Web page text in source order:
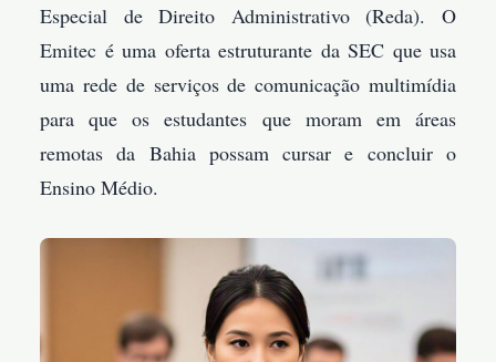
Especial de Direito Administrativo (Reda). O
Emitec é uma oferta estruturante da SEC que usa
uma rede de serviços de comunicação multimídia
para que os estudantes que moram em áreas
remotas da Bahia possam cursar e concluir o
Ensino Médio.